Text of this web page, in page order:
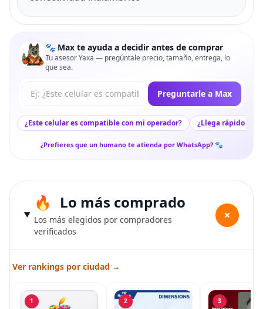
🐾 Max te ayuda a decidir antes de comprar
Tu asesor Yaxa — pregúntale precio, tamaño, entrega, lo
que sea.
Tu pregunta a Max Preguntarle a Max
¿Este celular es compatible con mi operador? ¿Llega rápido a
¿Prefieres que un humano te atienda por WhatsApp? 🐾
Lo más comprado
Los más elegidos por compradores
verificados
+
Ver rankings por ciudad →
1 2 3